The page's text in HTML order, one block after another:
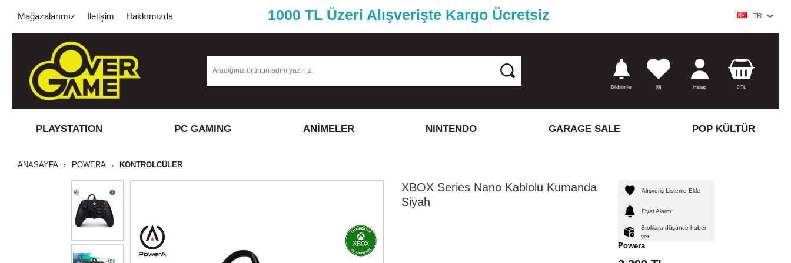
Mağazalarımız İletişim Hakkımızda 1000 TL Üzeri Alışverişte Kargo Ücretsiz TR
Bildirimler (0) Hesap 0TL
PLAYSTATION PC GAMING ANİMELER NINTENDO GARAGE SALE POP KÜLTÜR
ANASAYFA POWERA KONTROLCÜLER
XBOX Series Nano Kablolu Kumanda
Siyah
Alışveriş Listeme Ekle
Fiyat Alarmı
Stoklara düşünce haber
ver
Powera